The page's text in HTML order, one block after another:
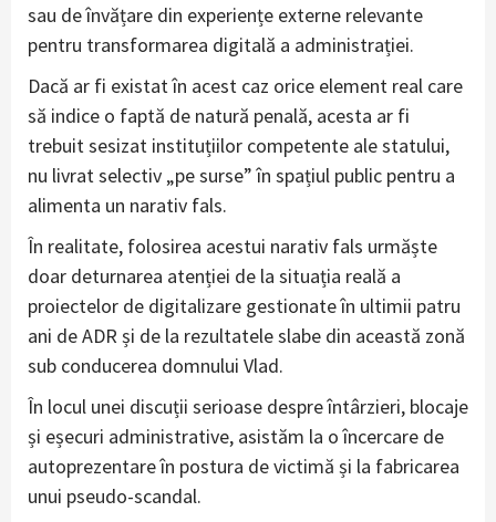
sau de învățare din experiențe externe relevante
pentru transformarea digitală a administrației.
Dacă ar fi existat în acest caz orice element real care
să indice o faptă de natură penală, acesta ar fi
trebuit sesizat instituțiilor competente ale statului,
nu livrat selectiv „pe surse” în spațiul public pentru a
alimenta un narativ fals.
În realitate, folosirea acestui narativ fals urmăște
doar deturnarea atenției de la situația reală a
proiectelor de digitalizare gestionate în ultimii patru
ani de ADR și de la rezultatele slabe din această zonă
sub conducerea domnului Vlad.
În locul unei discuții serioase despre întârzieri, blocaje
și eșecuri administrative, asistăm la o încercare de
autoprezentare în postura de victimă și la fabricarea
unui pseudo-scandal.